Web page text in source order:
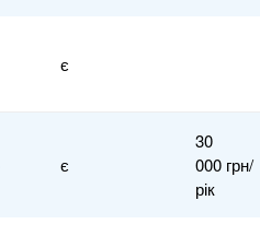
є
є
30
000 грн/
рік